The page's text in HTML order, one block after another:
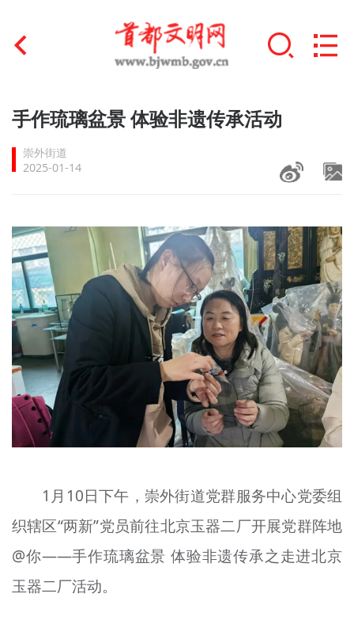
首页
文明创建
文明培育
+
未成年人思想道德建设
榜样人物
+
身边好人
文明评论
北京宣传文化引导基金
宣传思想文化人才
资料库
+
手作琉璃盆景 体验非遗传承活动
崇外街道
2025-01-14
1月10日下午，崇外街道党群服务中心党委组
织辖区“两新”党员前往北京玉器二厂开展党群阵地
@你——手作琉璃盆景 体验非遗传承之走进北京
玉器二厂活动。